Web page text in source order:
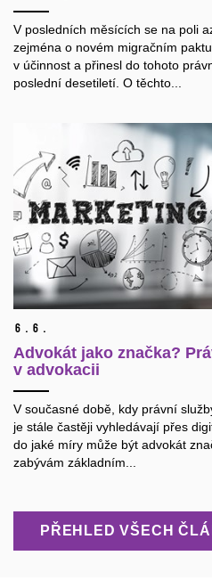
V posledních měsících se na poli
zejména o novém migračním
v účinnost a přinesl do tohoto
poslední desetiletí. O těchto...
6. 6.
Advokát jako značka?
v advokacii
V současné době, kdy právní
je stále častěji vyhledávají přes
do jaké míry může být advokát
zabývám základním...
PŘEHLED VŠECH